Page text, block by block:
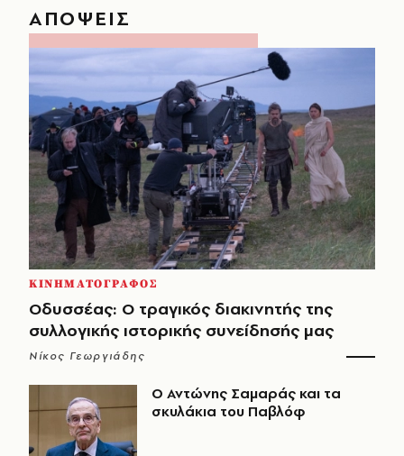
ΑΠΟΨΕΙΣ
ΚΙΝΗΜΑΤΟΓΡΑΦΟΣ
Οδυσσέας: Ο τραγικός διακινητής της
συλλογικής ιστορικής συνείδησής μας
Νίκος Γεωργιάδης
Ο Αντώνης Σαμαράς και τα
σκυλάκια του Παβλόφ